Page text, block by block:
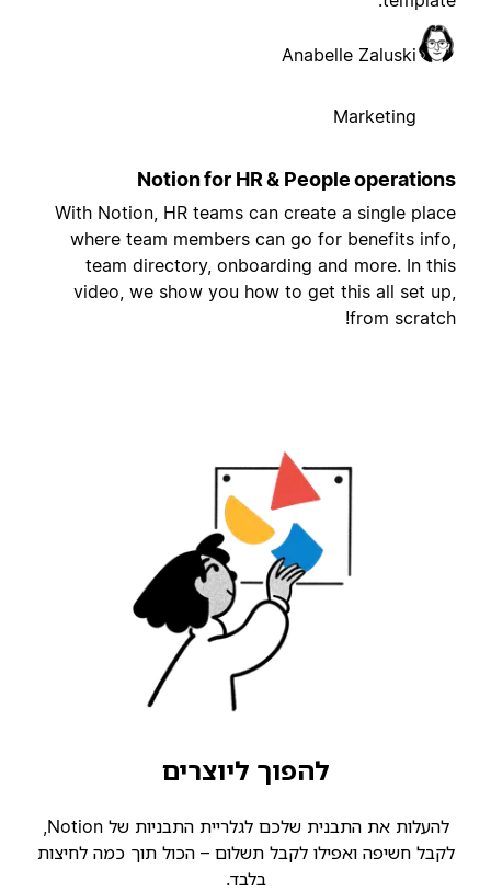
Anabelle Zaluski
Marketing
Notion for HR & People
With Notion, HR teams can create a single
where team members can go for benefits
team directory, onboarding and more. In
video, we show you how to get this all set
from
להפוך ליוצרים
להעלות את התבנית שלכם לגלריית התבניות של Notion,
לקבל חשיפה ואפילו לקבל תשלום – הכול תוך כמה לחיצות
בלבד.